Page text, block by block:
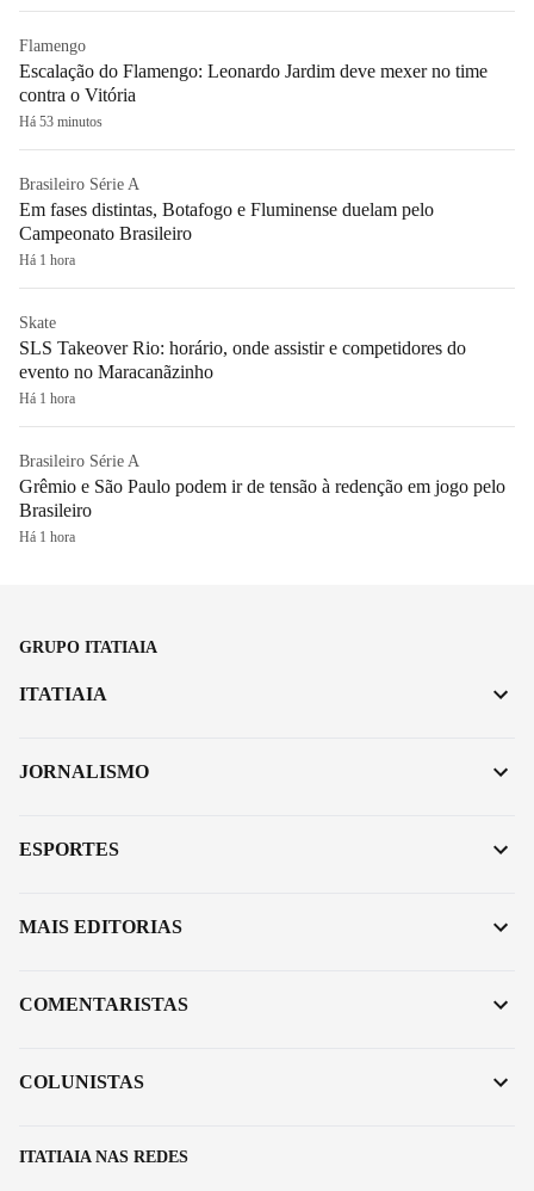
Flamengo
Escalação do Flamengo: Leonardo Jardim deve mexer no time
contra o Vitória
Há 53 minutos
Brasileiro Série A
Em fases distintas, Botafogo e Fluminense duelam pelo
Campeonato Brasileiro
Há 1 hora
Skate
SLS Takeover Rio: horário, onde assistir e competidores do
evento no Maracanãzinho
Há 1 hora
Brasileiro Série A
Grêmio e São Paulo podem ir de tensão à redenção em jogo pelo
Brasileiro
Há 1 hora
GRUPO ITATIAIA
ITATIAIA NAS REDES
ITATIAIA
JORNALISMO
ESPORTES
MAIS EDITORIAS
COMENTARISTAS
COLUNISTAS